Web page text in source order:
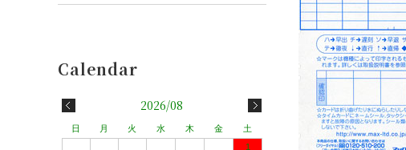
2026/08
日 月 火 水 木 金
土
1